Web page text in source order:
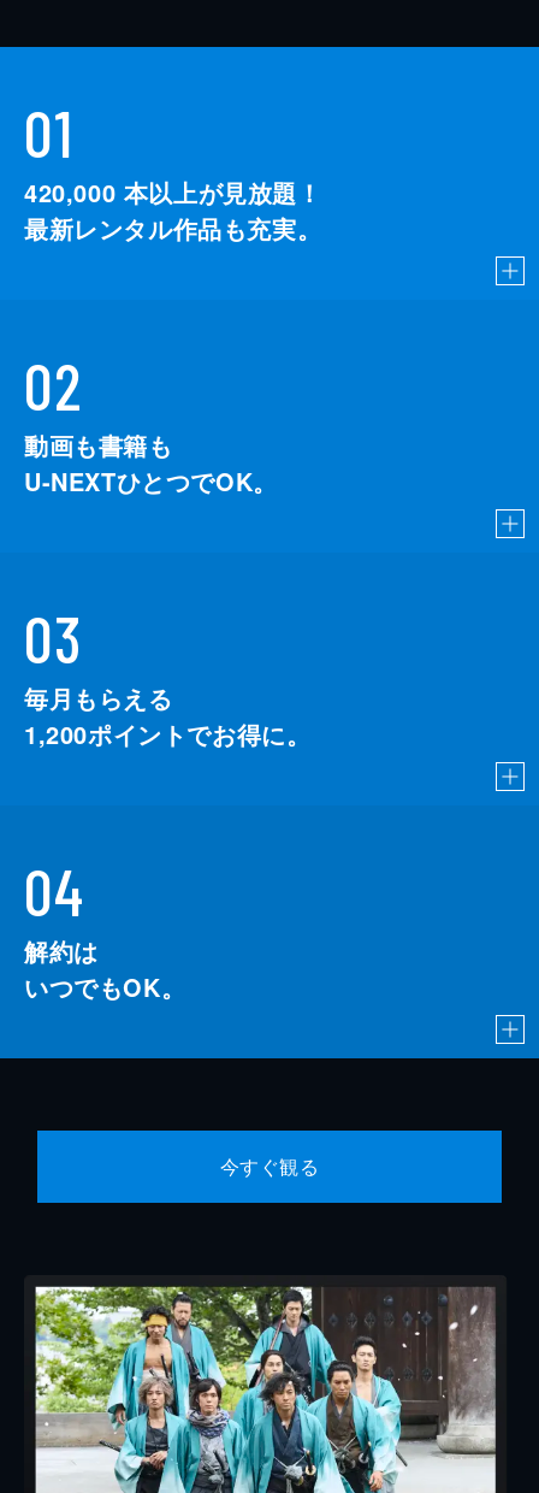
01
420,000 本以上が見放題！
最新レンタル作品も充実。
02
動画も書籍も
U-NEXTひとつでOK。
03
毎月もらえる
1,200ポイントでお得に。
04
解約は
いつでもOK。
今すぐ観る